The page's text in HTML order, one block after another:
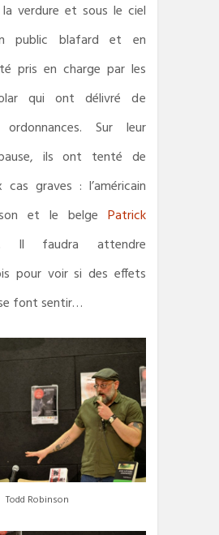
verdure et sous le ciel
public blafard et en
pris en charge par les
qui ont délivré de
ordonnances. Sur leur
ils ont tenté de
cas graves : l’américain
et le belge Patrick
. Il faudra attendre
pour voir si des effets
font sentir…
Todd Robinson